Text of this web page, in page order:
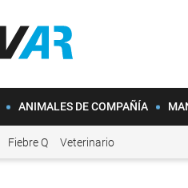
ANIMALES DE COMPAÑÍA
Fiebre Q Veterinario